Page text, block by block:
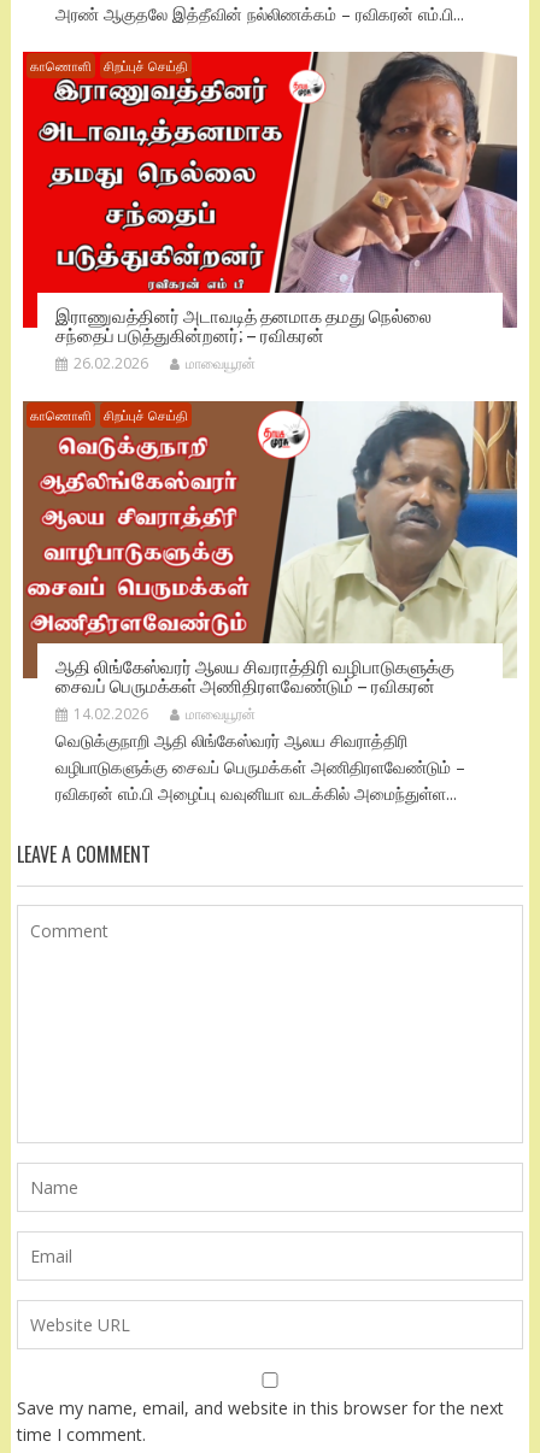
அரண் ஆகுதலே இத்தீவின் நல்லிணக்கம் – ரவிகரன் எம்.பி...
காணொளி சிறப்புச் செய்தி
இராணுவத்தினர் அடாவடித் தனமாக தமது நெல்லை
சந்தைப் படுத்துகின்றனர்; – ரவிகரன்
26.02.2026 மாவையூரன்
காணொளி சிறப்புச் செய்தி
ஆதி லிங்கேஸ்வரர் ஆலய சிவராத்திரி வழிபாடுகளுக்கு
சைவப் பெருமக்கள் அணிதிரளவேண்டும் – ரவிகரன்
14.02.2026 மாவையூரன்
வெடுக்குநாறி ஆதி லிங்கேஸ்வரர் ஆலய சிவராத்திரி
வழிபாடுகளுக்கு சைவப் பெருமக்கள் அணிதிரளவேண்டும் –
ரவிகரன் எம்.பி அழைப்பு வவுனியா வடக்கில் அமைந்துள்ள...
LEAVE A COMMENT
Save my name, email, and website in this browser for the next
time I comment.